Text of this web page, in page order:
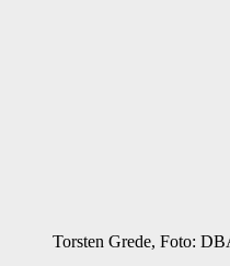
Torsten Grede, Foto: